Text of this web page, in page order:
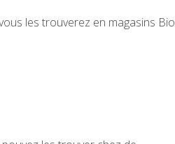
les trouverez en magasins Bio